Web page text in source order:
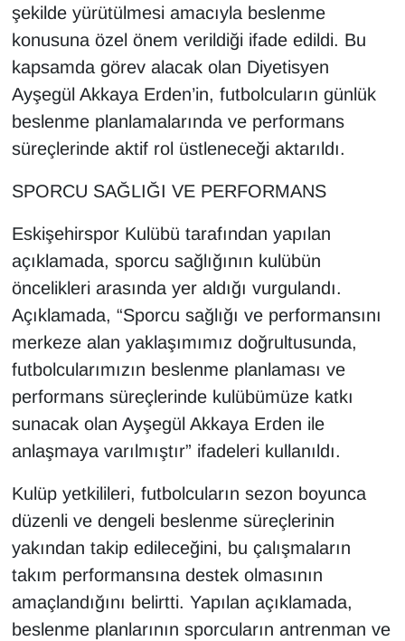
şekilde yürütülmesi amacıyla beslenme
konusuna özel önem verildiği ifade edildi. Bu
kapsamda görev alacak olan Diyetisyen
Ayşegül Akkaya Erden’in, futbolcuların günlük
beslenme planlamalarında ve performans
süreçlerinde aktif rol üstleneceği aktarıldı.
SPORCU SAĞLIĞI VE PERFORMANS
Eskişehirspor Kulübü tarafından yapılan
açıklamada, sporcu sağlığının kulübün
öncelikleri arasında yer aldığı vurgulandı.
Açıklamada, “Sporcu sağlığı ve performansını
merkeze alan yaklaşımımız doğrultusunda,
futbolcularımızın beslenme planlaması ve
performans süreçlerinde kulübümüze katkı
sunacak olan Ayşegül Akkaya Erden ile
anlaşmaya varılmıştır” ifadeleri kullanıldı.
Kulüp yetkilileri, futbolcuların sezon boyunca
düzenli ve dengeli beslenme süreçlerinin
yakından takip edileceğini, bu çalışmaların
takım performansına destek olmasının
amaçlandığını belirtti. Yapılan açıklamada,
beslenme planlarının sporcuların antrenman ve